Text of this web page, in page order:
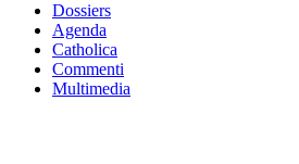
Dossiers
Agenda
Catholica
Commenti
Multimedia